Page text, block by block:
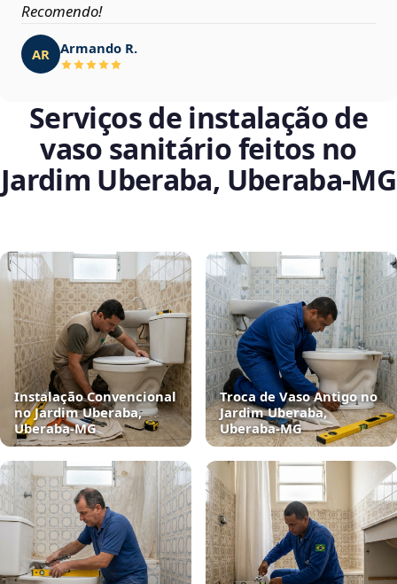
Recomendo!
AR Armando R.
Serviços de instalação de
vaso sanitário feitos no
Jardim Uberaba, Uberaba‑MG
Instalação Convencional
no Jardim Uberaba,
Uberaba‑MG
Troca de Vaso Antigo no
Jardim Uberaba,
Uberaba‑MG